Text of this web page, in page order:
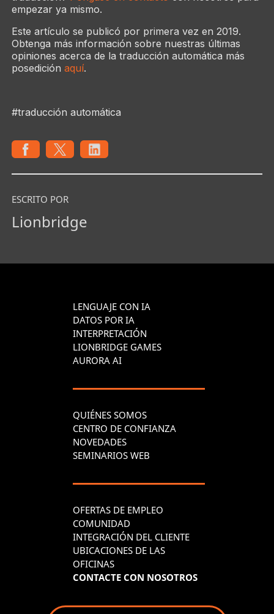
empezar ya mismo.
Este artículo se publicó por primera vez en 2019.
Obtenga más información sobre nuestras últimas
opiniones acerca de la traducción automática más
posedición aquí.
#traducción automática
ESCRITO POR
Lionbridge
LENGUAJE CON IA
DATOS POR IA
INTERPRETACIÓN
LIONBRIDGE GAMES
AURORA AI
QUIÉNES SOMOS
CENTRO DE CONFIANZA
NOVEDADES
SEMINARIOS WEB
OFERTAS DE EMPLEO
COMUNIDAD
INTEGRACIÓN DEL CLIENTE
UBICACIONES DE LAS
OFICINAS
CONTACTE CON NOSOTROS